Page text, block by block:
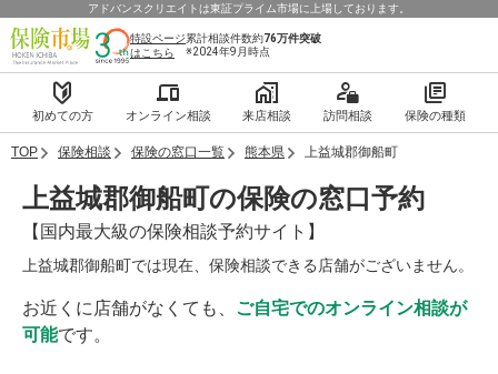
アドバンスクリエイトは東証プライム市場に上場しております。
特設ページ
はこちら
累計相談件数約76万件突破
※2024年9月時点
初めての方 オンライン相談 来店相談 訪問相談 保険の種類
TOP 保険相談 保険の窓口一覧 熊本県 上益城郡御船町
上益城郡御船町の保険の窓口予約
【国内最大級の保険相談予約サイト】
上益城郡御船町では現在、保険相談できる店舗がございません。
お近くに店舗がなくても、 ご自宅でのオンライン相談が
可能です。